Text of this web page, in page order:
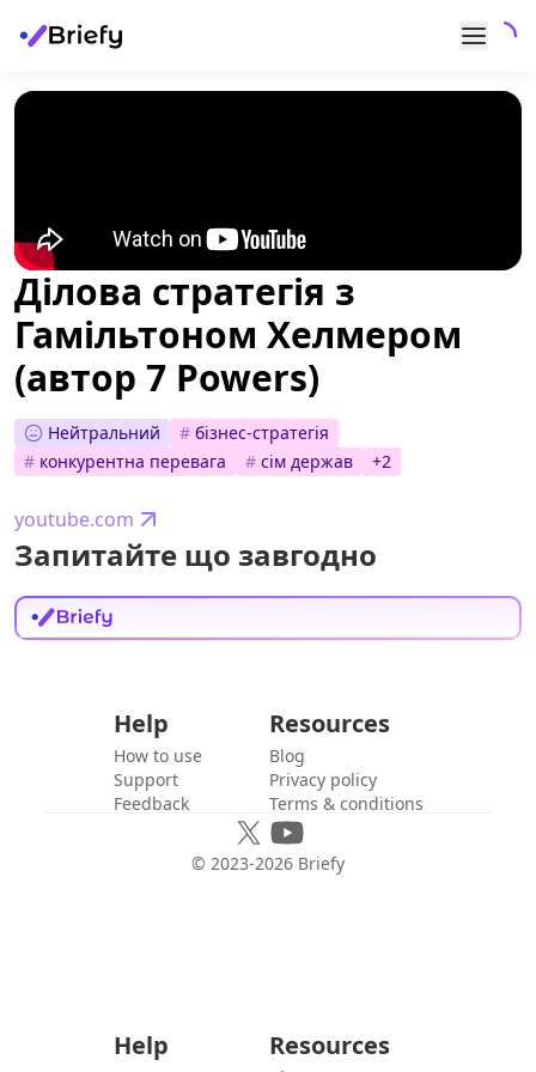
Ділова стратегія з
Гамільтоном Хелмером
(автор 7 Powers)
Нейтральний # бізнес-стратегія
# конкурентна перевага # сім держав +2
youtube.com
Запитайте що завгодно
Help
How to use
Support
Feedback
Resources
Blog
Privacy policy
Terms & conditions
© 2023-2026 Briefy
Help Resources